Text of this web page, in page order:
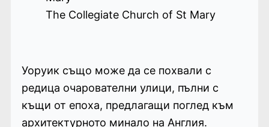
The Collegiate Church of St Mary
Уоруик също може да се похвали с
редица очарователни улици, пълни с
къщи от епоха, предлагащи поглед към
архитектурното минало на Англия.